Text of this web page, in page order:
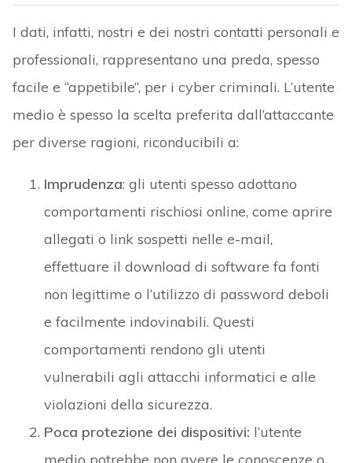
I dati, infatti, nostri e dei nostri contatti personali e
professionali, rappresentano una preda, spesso
facile e “appetibile”, per i cyber criminali. L’utente
medio è spesso la scelta preferita dall’attaccante
per diverse ragioni, riconducibili a:
Imprudenza: gli utenti spesso adottano
comportamenti rischiosi online, come aprire
allegati o link sospetti nelle e-mail,
effettuare il download di software fa fonti
non legittime o l’utilizzo di password deboli
e facilmente indovinabili. Questi
comportamenti rendono gli utenti
vulnerabili agli attacchi informatici e alle
violazioni della sicurezza.
Poca protezione dei dispositivi: l’utente